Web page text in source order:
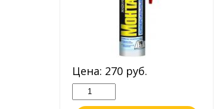
Цена: 270 руб.